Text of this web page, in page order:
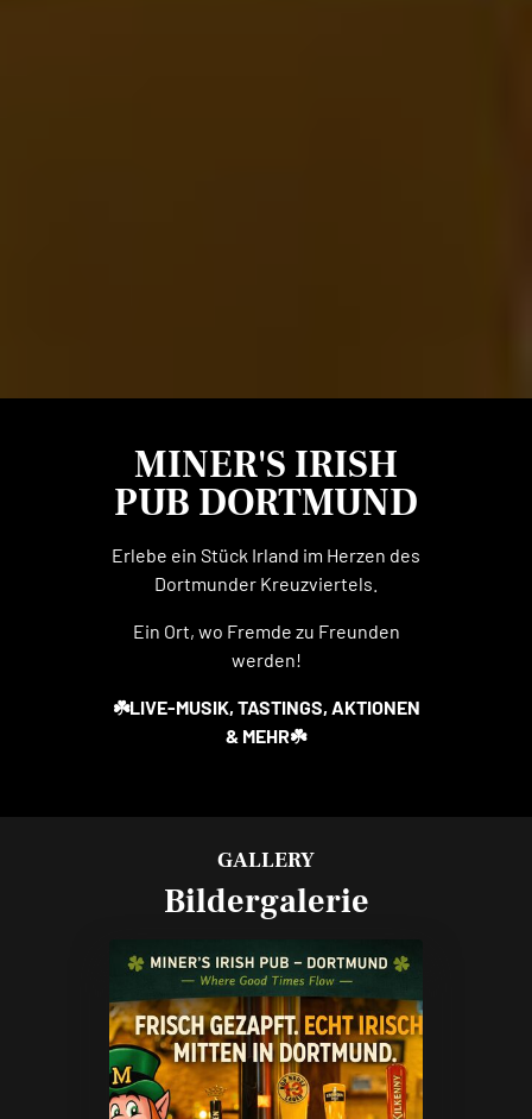
MINER'S IRISH
PUB DORTMUND
Erlebe ein Stück Irland im Herzen des
Dortmunder Kreuzviertels.
Ein Ort, wo Fremde zu Freunden
werden!
☘️LIVE-MUSIK, TASTINGS, AKTIONEN
& MEHR☘️
GALLERY
Bildergalerie